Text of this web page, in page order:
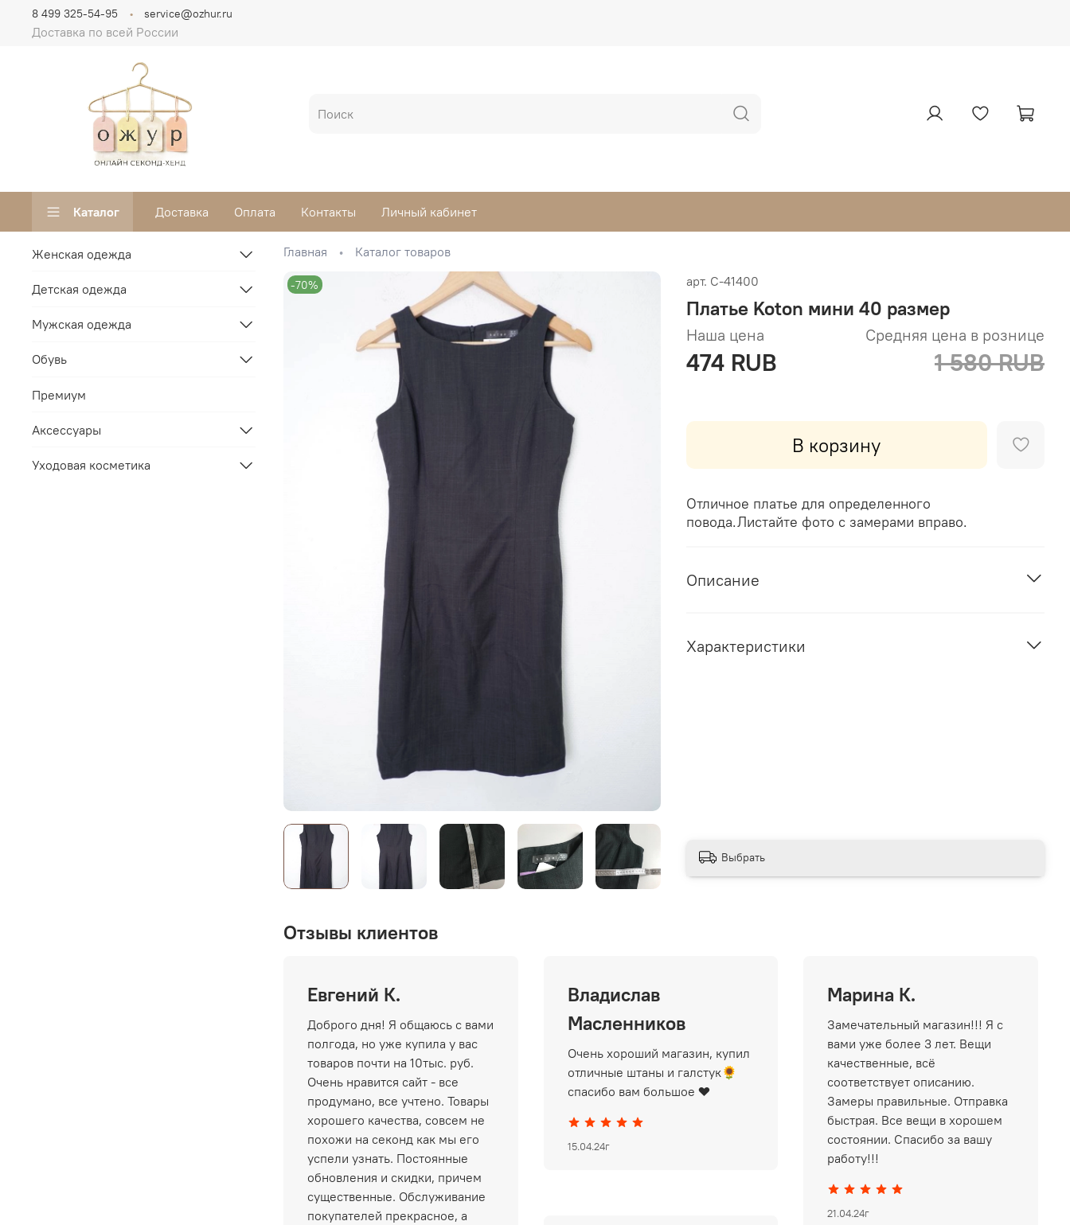
Доставка по всей России
8 499 325-54-95 service@ozhur.ru
Каталог Доставка Оплата Контакты Личный кабинет
Главная Каталог товаров
-70% арт. С-41400
Платье Koton мини 40 размер
Наша цена
474 RUB
Средняя цена в рознице
1 580 RUB
В корзину
Отличное платье для определенного
повода.Листайте фото с замерами вправо.
Описание
Характеристики
Выбрать
Отзывы клиентов
Евгений К.
Доброго дня! Я общаюсь с вами
полгода, но уже купила у вас
товаров почти на 10тыс. руб.
Очень нравится сайт - все
продумано, все учтено. Товары
хорошего качества, совсем не
похожи на секонд как мы его
успели узнать. Постоянные
обновления и скидки, причем
существенные. Обслуживание
покупателей прекрасное, а
Владислав
Масленников
Очень хороший магазин, купил
отличные штаны и галстук🌻
спасибо вам большое ❤️
15.04.24г
Марина К.
Замечательный магазин!!! Я с
вами уже более 3 лет. Вещи
качественные, всё
соответствует описанию.
Замеры правильные. Отправка
быстрая. Все вещи в хорошем
состоянии. Спасибо за вашу
работу!!!
21.04.24г
Женская одежда
Детская одежда
Мужская одежда
Обувь
Премиум
Аксессуары
Уходовая косметика